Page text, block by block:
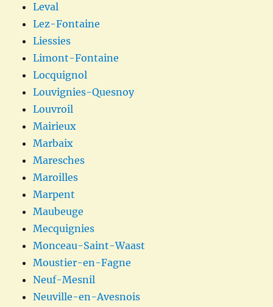
Leval
Lez-Fontaine
Liessies
Limont-Fontaine
Locquignol
Louvignies-Quesnoy
Louvroil
Mairieux
Marbaix
Maresches
Maroilles
Marpent
Maubeuge
Mecquignies
Monceau-Saint-Waast
Moustier-en-Fagne
Neuf-Mesnil
Neuville-en-Avesnois